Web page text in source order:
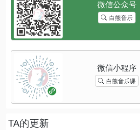
白熊音乐
白熊音乐课
TA的更新